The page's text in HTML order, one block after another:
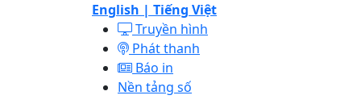
English | Tiếng Việt
Truyền hình
Phát thanh
Báo in
Nền tảng số